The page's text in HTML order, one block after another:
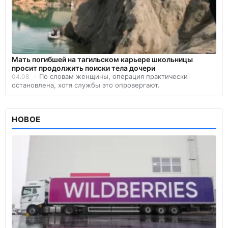
Мать погибшей на тагильском карьере школьницы
просит продолжить поиски тела дочери
04.08
По словам женщины, операция практически
остановлена, хотя службы это опровергают.
НОВОЕ